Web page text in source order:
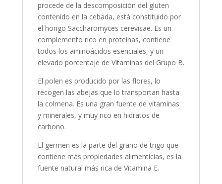
procede de la descomposición del gluten
contenido en la cebada, está constituido por
el hongo Saccharomyces cerevisae. Es un
complemento rico en proteínas, contiene
todos los aminoácidos esenciales, y un
elevado porcentaje de Vitaminas del Grupo B.
El polen es producido por las flores, lo
recogen las abejas que lo transportan hasta
la colmena. Es una gran fuente de vitaminas
y minerales, y muy rico en hidratos de
carbono.
El germen es la parte del grano de trigo que
contiene más propiedades alimenticias, es la
fuente natural más rica de Vitamina E.